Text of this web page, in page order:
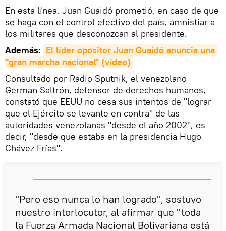
En esta línea, Juan Guaidó prometió, en caso de que
se haga con el control efectivo del país, amnistiar a
los militares que desconozcan al presidente.
Además: El líder opositor Juan Guaidó anuncia una
"gran marcha nacional" (vídeo)
Consultado por Radio Sputnik, el venezolano
German Saltrón, defensor de derechos humanos,
constató que EEUU no cesa sus intentos de "lograr
que el Ejército se levante en contra" de las
autoridades venezolanas "desde el año 2002", es
decir, "desde que estaba en la presidencia Hugo
Chávez Frías".
"Pero eso nunca lo han logrado", sostuvo
nuestro interlocutor, al afirmar que "toda
la Fuerza Armada Nacional Bolivariana está